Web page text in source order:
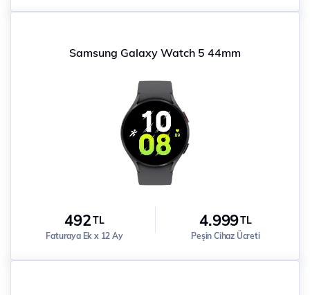
Samsung Galaxy Watch 5 44mm
492TL
Faturaya Ek x 12 Ay
4.999TL
Peşin Cihaz Ücreti